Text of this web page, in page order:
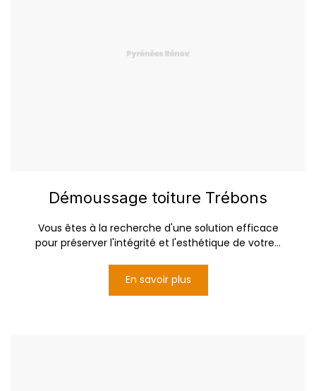
Démoussage toiture Trébons
Vous êtes à la recherche d'une solution efficace
pour préserver l'intégrité et l'esthétique de votre...
En savoir plus